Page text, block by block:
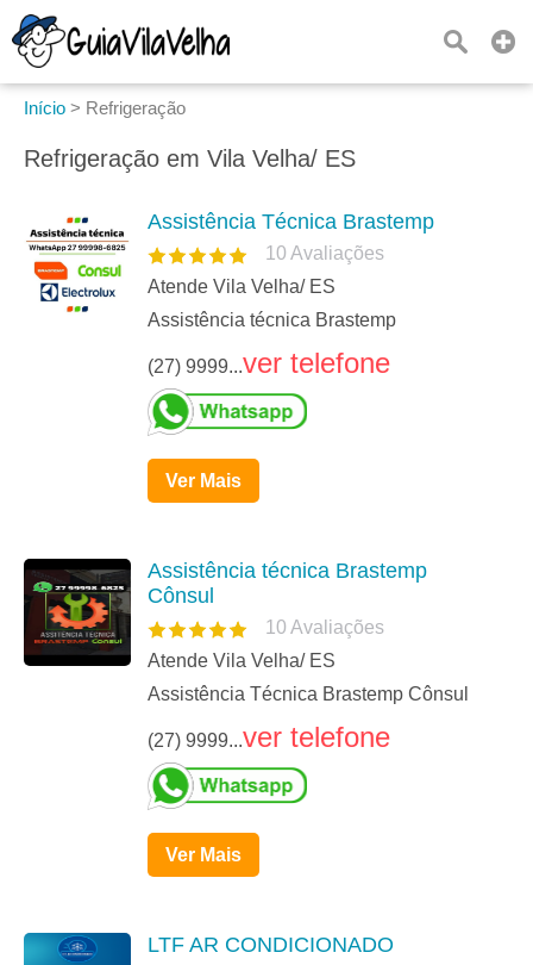
Início > Refrigeração
Refrigeração em Vila Velha/ ES
Assistência Técnica Brastemp
10 Avaliações
Atende Vila Velha/ ES
Assistência técnica Brastemp
(27) 9999...ver telefone
Ver Mais
Assistência técnica Brastemp
Cônsul
10 Avaliações
Atende Vila Velha/ ES
Assistência Técnica Brastemp Cônsul
(27) 9999...ver telefone
Ver Mais
LTF AR CONDICIONADO